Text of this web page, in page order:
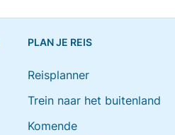
PLAN JE REIS
Reisplanner
Trein naar het buitenland
Komende